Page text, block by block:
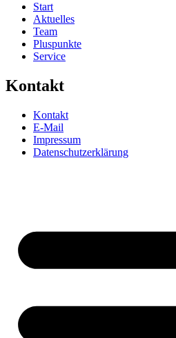
Start
Aktuelles
Team
Pluspunkte
Service
Kontakt
Kontakt
E-Mail
Impressum
Datenschutzerklärung